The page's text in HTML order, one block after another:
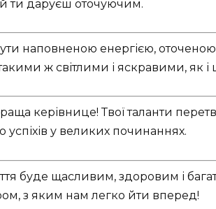
ти даруєш оточуючим.
наповненою енергією, оточеною
ж світлими і яскравими, як
керівнице! Твої таланти
у великих починаннях.
буде щасливим, здоровим і
з яким нам легко йти вперед!